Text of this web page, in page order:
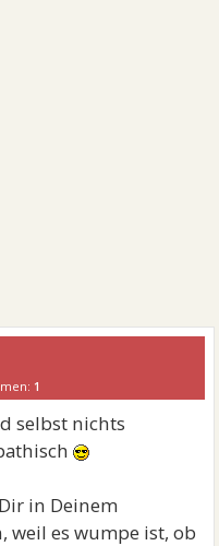
1
selbst nichts
in Deinem
weil es wumpe ist, ob